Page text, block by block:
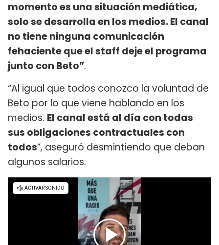
momento es una situación mediática,
solo se desarrolla en los medios. El canal
no tiene ninguna comunicación
fehaciente que el staff deje el programa
junto con Beto”.
“Al igual que todos conozco la voluntad de
Beto por lo que viene hablando en los
medios. El canal está al día con todas
sus obligaciones contractuales con
todos”, aseguró desmintiendo que deban
algunos salarios.